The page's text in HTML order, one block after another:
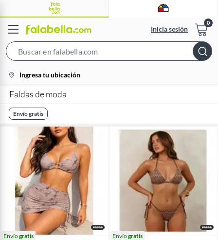
Inicia sesión
Bar
location-
icon
Ingresa tu ubicación
Faldas de moda
Envío gratis
Envíogratis Envíogratis